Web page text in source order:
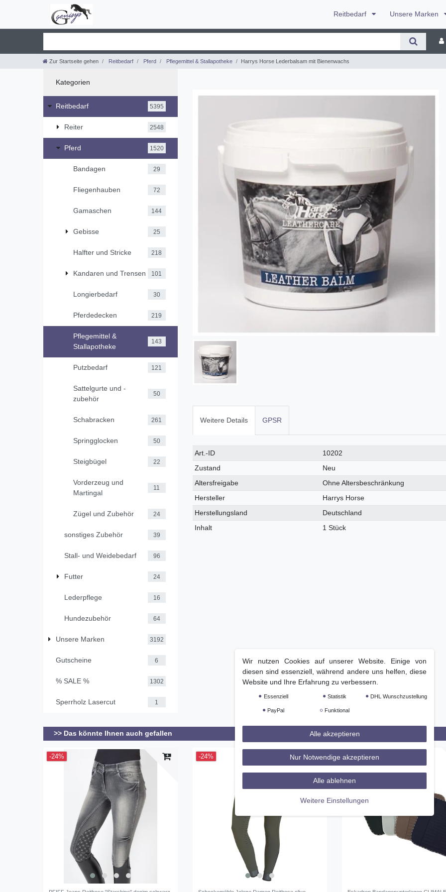
Reitbedarf Unsere Marken
Zur Startseite gehen Reitbedarf Pferd Pflegemittel & Stallapotheke Harrys Horse Lederbalsam mit Bienenwachs
Kategorien
Reitbedarf 5395
Reiter 2548
Pferd 1520
Bandagen 29
Fliegenhauben 72
Gamaschen 144
Gebisse 25
Halfter und Stricke 218
Kandaren und Trensen 101
Longierbedarf 30
Pferdedecken 219
Pflegemittel &
Stallapotheke
143
Putzbedarf 121
Sattelgurte und -
zubehör
50
Schabracken 261
Springglocken 50
Steigbügel 22
Vorderzeug und
Martingal
11
Zügel und Zubehör 24
sonstiges Zubehör 39
Stall- und Weidebedarf 96
Futter 24
Lederpflege 16
Hundezubehör 64
Unsere Marken 3192
Gutscheine 6
% SALE % 1302
Sperrholz Lasercut 1
Weitere Details GPSR
Technisches
Merkmal
Wert
Art.-ID
10202
Zustand
Neu
Altersfreigabe
Ohne Altersbeschränkung
Hersteller
Harrys Horse
Herstellungsland
Deutschland
Inhalt
1 Stück
>> Das könnte Ihnen auch gefallen
-24% -24% -19%
Wir nutzen Cookies auf unserer Website. Einige von
diesen sind essenziell, während andere uns helfen, diese
Website und Ihre Erfahrung zu verbessern.
Essenziell Statistik DHL Wunschzustellung
PayPal Funktional
Alle akzeptieren
Nur Notwendige akzeptieren
Alle ablehnen
Weitere Einstellungen